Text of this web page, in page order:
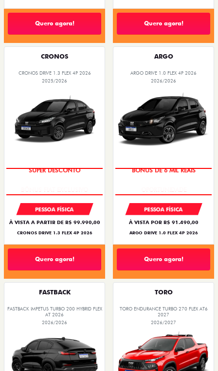
Quero agora! Quero agora!
CRONOS
CRONOS DRIVE 1.3 FLEX 4P 2026
2025/2026
SUPER DESCONTO
PESSOA FÍSICA
À VISTA A PARTIR DE R$ 99.990,00
CRONOS DRIVE 1.3 FLEX 4P 2026
Quero agora!
ARGO
ARGO DRIVE 1.0 FLEX 4P 2026
2026/2026
BÔNUS DE 6 MIL REAIS
PESSOA FÍSICA
À VISTA POR R$ 91.490,00
ARGO DRIVE 1.0 FLEX 4P 2026
Quero agora!
FASTBACK
FASTBACK IMPETUS TURBO 200 HYBRID FLEX
AT 2026
2026/2026
TORO
TORO ENDURANCE TURBO 270 FLEX AT6
2027
2026/2027